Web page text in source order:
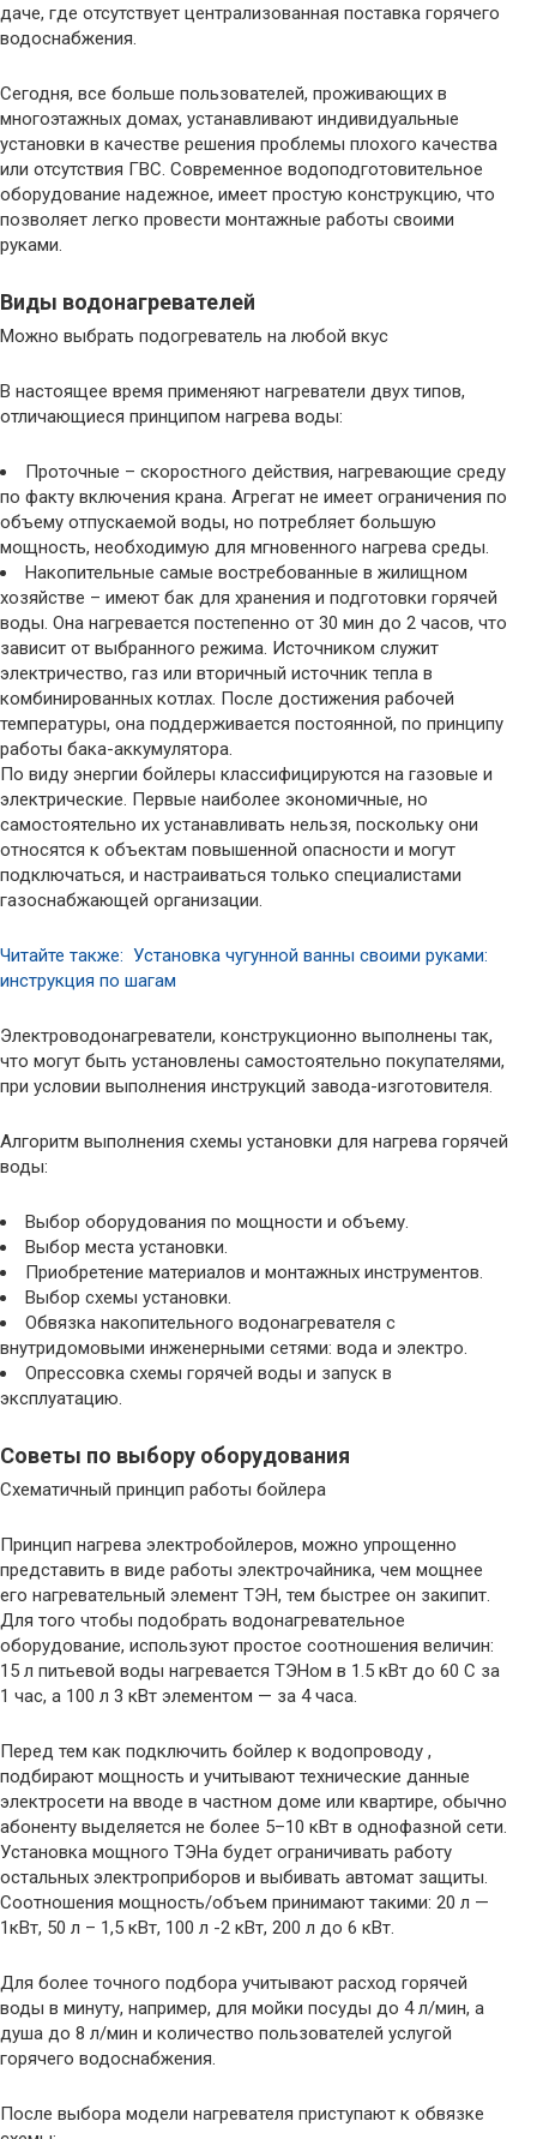
даче, где отсутствует централизованная поставка горячего
водоснабжения.
Сегодня, все больше пользователей, проживающих в
многоэтажных домах, устанавливают индивидуальные
установки в качестве решения проблемы плохого качества
или отсутствия ГВС. Современное водоподготовительное
оборудование надежное, имеет простую конструкцию, что
позволяет легко провести монтажные работы своими
руками.
Виды водонагревателей
Можно выбрать подогреватель на любой вкус
В настоящее время применяют нагреватели двух типов,
отличающиеся принципом нагрева воды:
Проточные – скоростного действия, нагревающие среду
по факту включения крана. Агрегат не имеет ограничения по
объему отпускаемой воды, но потребляет большую
мощность, необходимую для мгновенного нагрева среды.
Накопительные самые востребованные в жилищном
хозяйстве – имеют бак для хранения и подготовки горячей
воды. Она нагревается постепенно от 30 мин до 2 часов, что
зависит от выбранного режима. Источником служит
электричество, газ или вторичный источник тепла в
комбинированных котлах. После достижения рабочей
температуры, она поддерживается постоянной, по принципу
работы бака-аккумулятора.
По виду энергии бойлеры классифицируются на газовые и
электрические. Первые наиболее экономичные, но
самостоятельно их устанавливать нельзя, поскольку они
относятся к объектам повышенной опасности и могут
подключаться, и настраиваться только специалистами
газоснабжающей организации.
Читайте также: Установка чугунной ванны своими руками:
инструкция по шагам
Электроводонагреватели, конструкционно выполнены так,
что могут быть установлены самостоятельно покупателями,
при условии выполнения инструкций завода-изготовителя.
Алгоритм выполнения схемы установки для нагрева горячей
воды:
Выбор оборудования по мощности и объему.
Выбор места установки.
Приобретение материалов и монтажных инструментов.
Выбор схемы установки.
Обвязка накопительного водонагревателя с
внутридомовыми инженерными сетями: вода и электро.
Опрессовка схемы горячей воды и запуск в
эксплуатацию.
Советы по выбору оборудования
Схематичный принцип работы бойлера
Принцип нагрева электробойлеров, можно упрощенно
представить в виде работы электрочайника, чем мощнее
его нагревательный элемент ТЭН, тем быстрее он закипит.
Для того чтобы подобрать водонагревательное
оборудование, используют простое соотношения величин:
15 л питьевой воды нагревается ТЭНом в 1.5 кВт до 60 С за
1 час, а 100 л 3 кВт элементом — за 4 часа.
Перед тем как подключить бойлер к водопроводу ,
подбирают мощность и учитывают технические данные
электросети на вводе в частном доме или квартире, обычно
абоненту выделяется не более 5–10 кВт в однофазной сети.
Установка мощного ТЭНа будет ограничивать работу
остальных электроприборов и выбивать автомат защиты.
Соотношения мощность/объем принимают такими: 20 л —
1кВт, 50 л – 1,5 кВт, 100 л -2 кВт, 200 л до 6 кВт.
Для более точного подбора учитывают расход горячей
воды в минуту, например, для мойки посуды до 4 л/мин, а
душа до 8 л/мин и количество пользователей услугой
горячего водоснабжения.
После выбора модели нагревателя приступают к обвязке